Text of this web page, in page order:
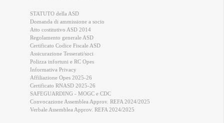
STATUTO della ASD
Domanda di ammissione a socio
Atto costitutivo ASD 2014
Regolamento generale ASD
Certificato Codice Fiscale ASD
Assicurazione Tesserati/soci
Polizza infortuni e RC Opes
Informativa Privacy
Affiliazione Opes 2025-26
Certificato RNASD 2025-26
SAFEGUARDING - MOGC e CDC
Convocazione Assemblea Approv. REFA 2024/2025
Verbale Assemblea Approv. REFA 2024/2025